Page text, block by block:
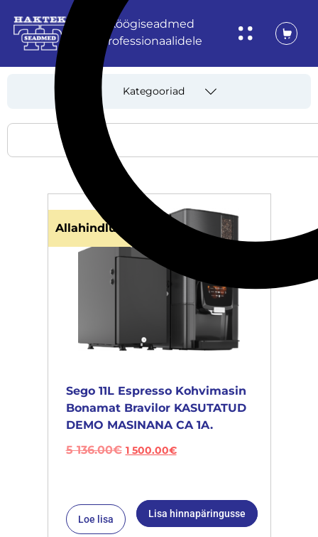
Köögiseadmed
professionaalidele
Kategooriad
Allahindlus!
Sego 11L Espresso Kohvimasin
Bonamat Bravilor KASUTATUD
DEMO MASINANA CA 1A.
5 136.00€ 1 500.00€
Loe lisa Lisa hinnapäringusse